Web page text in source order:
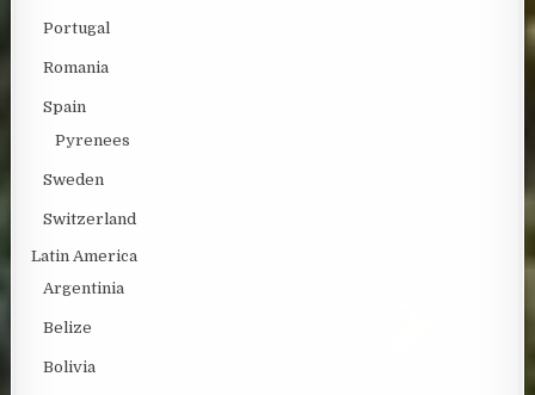
Portugal
Romania
Spain
Pyrenees
Sweden
Switzerland
Latin America
Argentinia
Belize
Bolivia